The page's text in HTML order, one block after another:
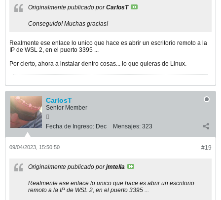
Originalmente publicado porCarlosT
Conseguido! Muchas gracias!
Realmente ese enlace lo unico que hace es abrir un escritorio remoto a la
IP de WSL 2, en el puerto 3395 ...
Por cierto, ahora a instalar dentro cosas... lo que quieras de Linux.
CarlosT
Senior Member
Fecha de Ingreso: Dec Mensajes: 323
#19
09/04/2023, 15:50:50
Originalmente publicado porjmtella
Realmente ese enlace lo unico que hace es abrir un escritorio
remoto a la IP de WSL 2, en el puerto 3395 ...